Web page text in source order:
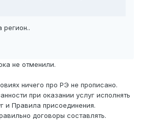
регион..
не отменили.
ничего про РЭ не прописано.
при оказании услуг исполнять
и Правила присоединения.
договоры составлять.